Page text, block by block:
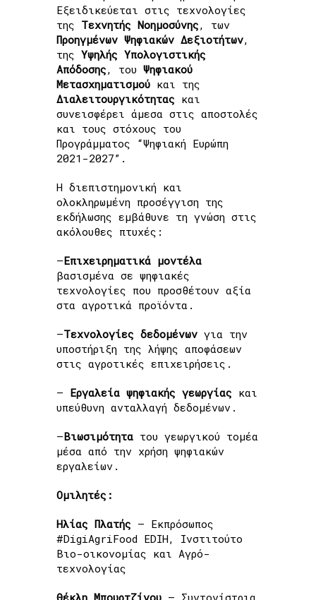
Εξειδικεύεται στις τεχνολογίες
της Τεχνητής Νοημοσύνης, των
Προηγμένων Ψηφιακών Δεξιοτήτων,
της Υψηλής Υπολογιστικής
Απόδοσης, του Ψηφιακού
Μετασχηματισμού και της
Διαλειτουργικότητας και
συνεισφέρει άμεσα στις αποστολές
και τους στόχους του
Προγράμματος “Ψηφιακή Ευρώπη
2021-2027”.
Η διεπιστημονική και
ολοκληρωμένη προσέγγιση της
εκδήλωσης εμβάθυνε τη γνώση στις
ακόλουθες πτυχές:
–Επιχειρηματικά μοντέλα
βασισμένα σε ψηφιακές
τεχνολογίες που προσθέτουν αξία
στα αγροτικά προϊόντα.
–Τεχνολογίες δεδομένων για την
υποστήριξη της λήψης αποφάσεων
στις αγροτικές επιχειρήσεις.
– Εργαλεία ψηφιακής γεωργίας και
υπεύθυνη ανταλλαγή δεδομένων.
–Βιωσιμότητα του γεωργικού τομέα
μέσα από την χρήση ψηφιακών
εργαλείων.
Ομιλητές:
Ηλίας Πλατής – Εκπρόσωπος
#DigiAgriFood EDIH, Ινστιτούτο
Βιο-οικονομίας και Αγρό-
τεχνολογίας